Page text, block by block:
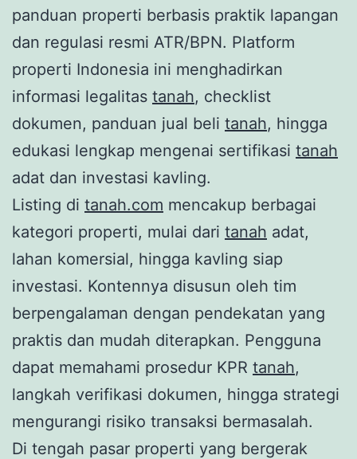
panduan properti berbasis praktik lapangan
dan regulasi resmi ATR/BPN. Platform
properti Indonesia ini menghadirkan
informasi legalitas tanah, checklist
dokumen, panduan jual beli tanah, hingga
edukasi lengkap mengenai sertifikasi tanah
adat dan investasi kavling.
Listing di tanah.com mencakup berbagai
kategori properti, mulai dari tanah adat,
lahan komersial, hingga kavling siap
investasi. Kontennya disusun oleh tim
berpengalaman dengan pendekatan yang
praktis dan mudah diterapkan. Pengguna
dapat memahami prosedur KPR tanah,
langkah verifikasi dokumen, hingga strategi
mengurangi risiko transaksi bermasalah.
Di tengah pasar properti yang bergerak